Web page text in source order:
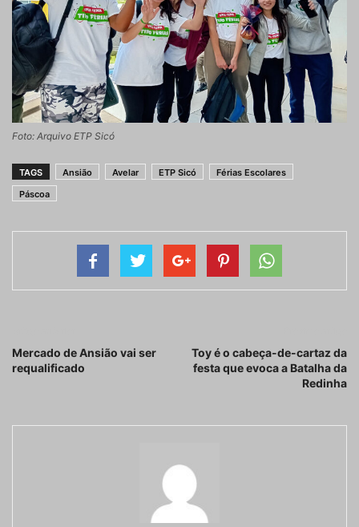
Foto: Arquivo ETP Sicó
TAGS Ansião Avelar ETP Sicó
Férias Escolares
Páscoa
Mercado de Ansião vai ser
requalificado
Toy é o cabeça-de-cartaz da
festa que evoca a Batalha da
Redinha